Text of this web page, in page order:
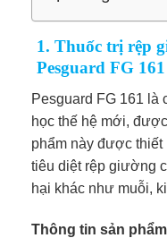
1. Thuốc trị rệp
Pesguard FG 161
Pesguard FG 161 là
học thế hệ mới,
phẩm này được thiết
tiêu diệt rệp giường
hại khác như muỗi,
Thông tin sản